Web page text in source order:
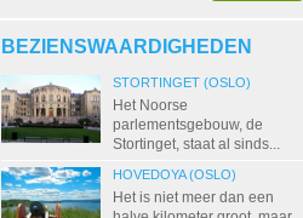
BEZIENSWAARDIGHEDEN
STORTINGET (OSLO)
Het Noorse
parlementsgebouw, de
Stortinget, staat al sinds...
HOVEDOYA (OSLO)
Het is niet meer dan een